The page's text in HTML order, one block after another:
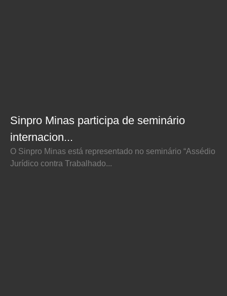
Sinpro Minas participa de seminário
internacion...
O Sinpro Minas está representado no seminário “Assédio
Jurídico contra Trabalhado...